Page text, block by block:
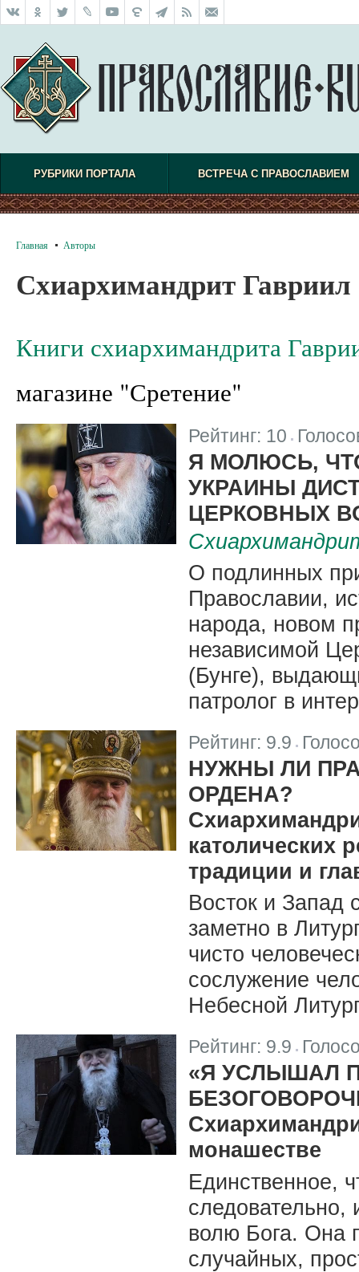
РУБРИКИ ПОРТАЛА ВСТРЕЧА С ПРАВОСЛАВИЕМ
Главная Авторы
Схиархимандрит Гавриил
Книги схиархимандрита
магазине "Сретение"
Рейтинг: 10
Я МОЛЮСЬ,
УКРАИНЫ
ЦЕРКОВНЫХ
О подлинных
Православии,
народа, новом
независимой
(Бунге),
патролог в
Рейтинг: 9.9
НУЖНЫ ЛИ
ОРДЕНА?
католических
традиции и
Восток и Запад
заметно в
чисто
сослужение
Небесной
Рейтинг: 9.9
«Я УСЛЫШАЛ
монашестве
Единственное,
волю Бога. Она
случайных,